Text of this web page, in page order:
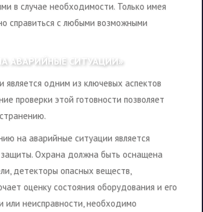
в случае необходимости. Только имея
справиться с любыми возможными
АВАРИЙНЫЕ СИТУАЦИИ»
является одним из ключевых аспектов
проверки этой готовности позволяет
на аварийные ситуации является
Охрана должна быть оснащена
детекторы опасных веществ,
оценку состояния оборудования и его
или неисправности, необходимо